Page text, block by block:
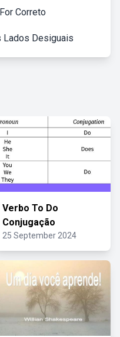
Correto
Lados Desiguais
Verbo To Do
Conjugação
25 September 2024